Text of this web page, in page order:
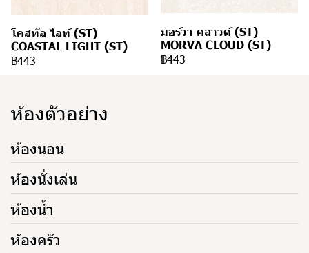
โคสทัล ไลท์ (ST)
COASTAL LIGHT (ST)
฿443
มอร์วา คลาวด์ (ST)
MORVA CLOUD (ST)
฿443
ห้องตัวอย่าง
ห้องนอน
ห้องนั่งเล่น
ห้องน้ำ
ห้องครัว